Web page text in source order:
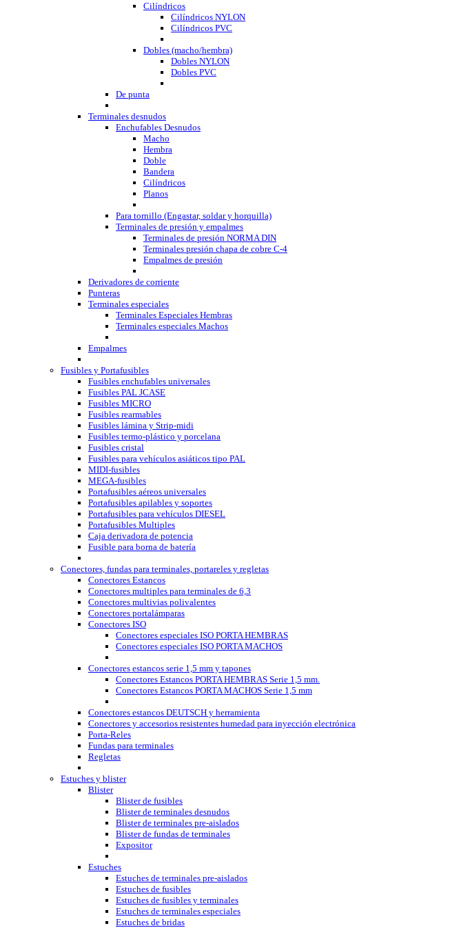
Cilíndricos
Cilíndricos NYLON
Cilíndricos PVC
Dobles (macho/hembra)
Dobles NYLON
Dobles PVC
De punta
Terminales desnudos
Enchufables Desnudos
Macho
Hembra
Doble
Bandera
Cilíndricos
Planos
Para tornillo (Engastar, soldar y horquilla)
Terminales de presión y empalmes
Terminales de presión NORMA DIN
Terminales presión chapa de cobre C-4
Empalmes de presión
Derivadores de corriente
Punteras
Terminales especiales
Terminales Especiales Hembras
Terminales especiales Machos
Empalmes
Fusibles y Portafusibles
Fusibles enchufables universales
Fusibles PAL JCASE
Fusibles MICRO
Fusibles rearmables
Fusibles lámina y Strip-midi
Fusibles termo-plástico y porcelana
Fusibles cristal
Fusibles para vehículos asiáticos tipo PAL
MIDI-fusibles
MEGA-fusibles
Portafusibles aéreos universales
Portafusibles apilables y soportes
Portafusibles para vehículos DIESEL
Portafusibles Multiples
Caja derivadora de potencia
Fusible para borna de batería
Conectores, fundas para terminales, portareles y regletas
Conectores Estancos
Conectores multiples para terminales de 6,3
Conectores multivias polivalentes
Conectores portalámparas
Conectores ISO
Conectores especiales ISO PORTA HEMBRAS
Conectores especiales ISO PORTA MACHOS
Conectores estancos serie 1,5 mm y tapones
Conectores Estancos PORTA HEMBRAS Serie 1,5 mm.
Conectores Estancos PORTA MACHOS Serie 1,5 mm
Conectores estancos DEUTSCH y herramienta
Conectores y accesorios resistentes humedad para inyección electrónica
Porta-Reles
Fundas para terminales
Regletas
Estuches y blister
Blister
Blister de fusibles
Blister de terminales desnudos
Blister de terminales pre-aislados
Blister de fundas de terminales
Expositor
Estuches
Estuches de terminales pre-aislados
Estuches de fusibles
Estuches de fusibles y terminales
Estuches de terminales especiales
Estuches de bridas